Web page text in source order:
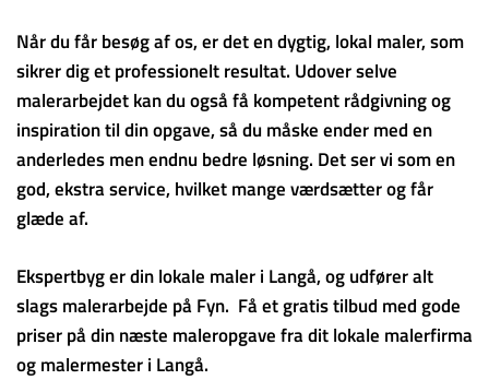
Når du får besøg af os, er det en dygtig, lokal maler, som
sikrer dig et professionelt resultat. Udover selve
malerarbejdet kan du også få kompetent rådgivning og
inspiration til din opgave, så du måske ender med en
anderledes men endnu bedre løsning. Det ser vi som en
god, ekstra service, hvilket mange værdsætter og får
glæde af.
Ekspertbyg er din lokale maler i Langå, og udfører alt
slags malerarbejde på Fyn. Få et gratis tilbud med gode
priser på din næste maleropgave fra dit lokale malerfirma
og malermester i Langå.